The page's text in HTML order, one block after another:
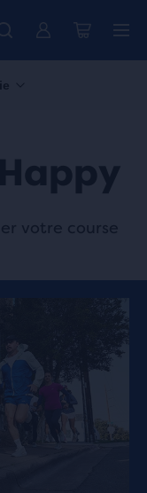
votre course